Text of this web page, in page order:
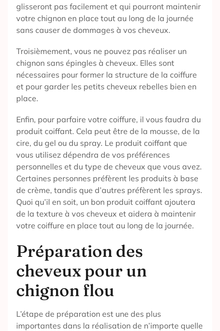
glisseront pas facilement et qui pourront maintenir
votre chignon en place tout au long de la journée
sans causer de dommages à vos cheveux.
Troisièmement, vous ne pouvez pas réaliser un
chignon sans épingles à cheveux. Elles sont
nécessaires pour former la structure de la coiffure
et pour garder les petits cheveux rebelles bien en
place.
Enfin, pour parfaire votre coiffure, il vous faudra du
produit coiffant. Cela peut être de la mousse, de la
cire, du gel ou du spray. Le produit coiffant que
vous utilisez dépendra de vos préférences
personnelles et du type de cheveux que vous avez.
Certaines personnes préfèrent les produits à base
de crème, tandis que d’autres préfèrent les sprays.
Quoi qu’il en soit, un bon produit coiffant ajoutera
de la texture à vos cheveux et aidera à maintenir
votre coiffure en place tout au long de la journée.
Préparation des
cheveux pour un
chignon flou
L’étape de préparation est une des plus
importantes dans la réalisation de n’importe quelle